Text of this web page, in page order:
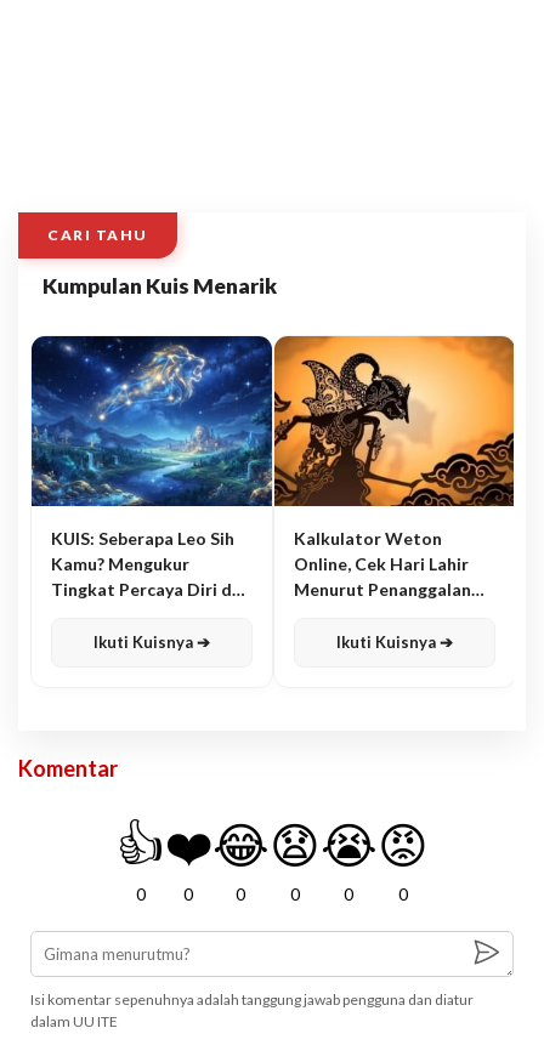
CARI TAHU
Kumpulan Kuis Menarik
KUIS: Seberapa Leo Sih
Kamu? Mengukur
Tingkat Percaya Diri dan
Ikuti Kuisnya ➔
Kalkulator Weton
Online, Cek Hari Lahir
Menurut Penanggalan
Ikuti Kuisnya ➔
Komentar
👍
0
❤️
0
😂
0
😧
0
😭
0
😡
0
Isi komentar sepenuhnya adalah tanggung jawab pengguna dan diatur
dalam UU ITE